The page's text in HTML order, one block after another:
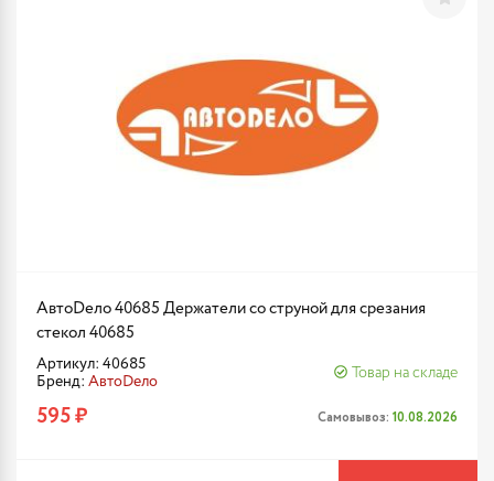
АвтоDело 40685 Держатели со струной для срезания
стекол 40685
Артикул: 40685
Бренд: АвтоDело
Товар на складе
595 ₽ Самовывоз: 10.08.2026